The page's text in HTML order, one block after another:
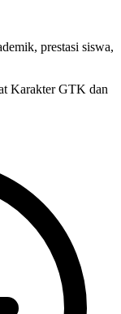
prestasi siswa,